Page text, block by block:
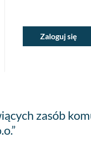
MojeZaloguj się
zasób